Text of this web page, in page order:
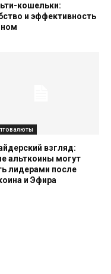
кошельки:
и эффективность
взгляд:
альткоины могут
лидерами после
и Эфира